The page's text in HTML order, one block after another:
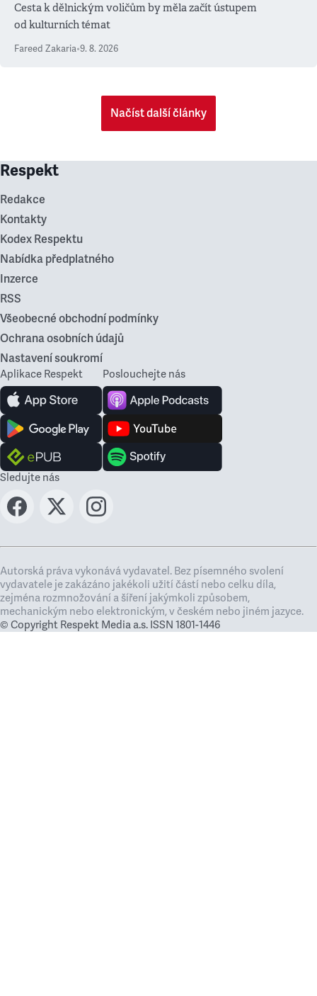
Cesta k dělnickým voličům by měla začít ústupem
od kulturních témat
Fareed Zakaria•9. 8. 2026
Načíst další články
Respekt
Redakce
Kontakty
Kodex Respektu
Nabídka předplatného
Inzerce
RSS
Všeobecné obchodní podmínky
Ochrana osobních údajů
Nastavení soukromí
Aplikace Respekt Poslouchejte nás
Sledujte nás
Autorská práva vykonává vydavatel. Bez písemného svolení
vydavatele je zakázáno jakékoli užití částí nebo celku díla,
zejména rozmnožování a šíření jakýmkoli způsobem,
mechanickým nebo elektronickým, v českém nebo jiném jazyce.
© Copyright Respekt Media a.s. ISSN 1801-1446